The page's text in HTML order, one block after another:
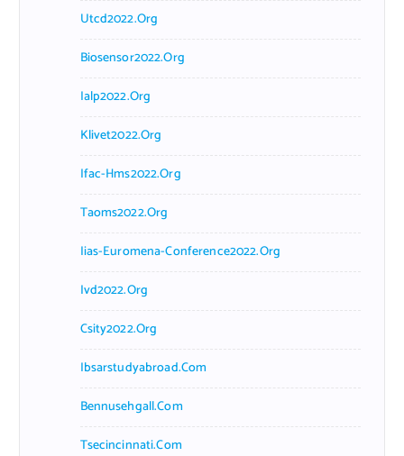
Utcd2022.org
Biosensor2022.org
Ialp2022.org
Klivet2022.org
Ifac-Hms2022.org
Taoms2022.org
Iias-Euromena-Conference2022.org
Ivd2022.org
Csity2022.org
Ibsarstudyabroad.com
Bennusehgall.com
Tsecincinnati.com